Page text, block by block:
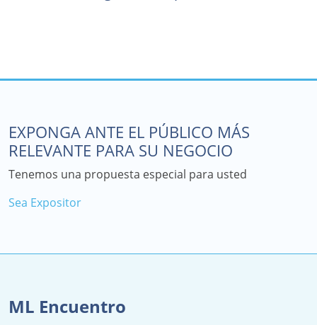
EXPONGA ANTE EL PÚBLICO MÁS
RELEVANTE PARA SU NEGOCIO
Tenemos una propuesta especial para usted
Sea Expositor
ML Encuentro